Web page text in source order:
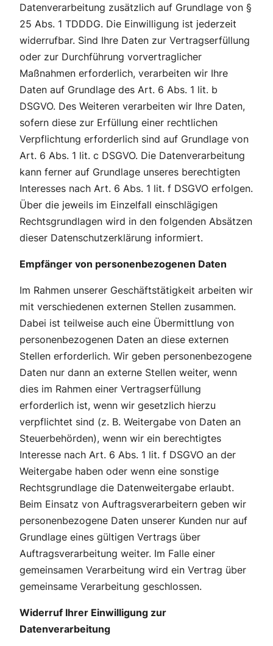
Datenverarbeitung zusätzlich auf Grundlage von §
25 Abs. 1 TDDDG. Die Einwilligung ist jederzeit
widerrufbar. Sind Ihre Daten zur Vertragserfüllung
oder zur Durchführung vorvertraglicher
Maßnahmen erforderlich, verarbeiten wir Ihre
Daten auf Grundlage des Art. 6 Abs. 1 lit. b
DSGVO. Des Weiteren verarbeiten wir Ihre Daten,
sofern diese zur Erfüllung einer rechtlichen
Verpflichtung erforderlich sind auf Grundlage von
Art. 6 Abs. 1 lit. c DSGVO. Die Datenverarbeitung
kann ferner auf Grundlage unseres berechtigten
Interesses nach Art. 6 Abs. 1 lit. f DSGVO erfolgen.
Über die jeweils im Einzelfall einschlägigen
Rechtsgrundlagen wird in den folgenden Absätzen
dieser Datenschutzerklärung informiert.
Empfänger von personenbezogenen Daten
Im Rahmen unserer Geschäftstätigkeit arbeiten wir
mit verschiedenen externen Stellen zusammen.
Dabei ist teilweise auch eine Übermittlung von
personenbezogenen Daten an diese externen
Stellen erforderlich. Wir geben personenbezogene
Daten nur dann an externe Stellen weiter, wenn
dies im Rahmen einer Vertragserfüllung
erforderlich ist, wenn wir gesetzlich hierzu
verpflichtet sind (z. B. Weitergabe von Daten an
Steuerbehörden), wenn wir ein berechtigtes
Interesse nach Art. 6 Abs. 1 lit. f DSGVO an der
Weitergabe haben oder wenn eine sonstige
Rechtsgrundlage die Datenweitergabe erlaubt.
Beim Einsatz von Auftragsverarbeitern geben wir
personenbezogene Daten unserer Kunden nur auf
Grundlage eines gültigen Vertrags über
Auftragsverarbeitung weiter. Im Falle einer
gemeinsamen Verarbeitung wird ein Vertrag über
gemeinsame Verarbeitung geschlossen.
Widerruf Ihrer Einwilligung zur
Datenverarbeitung